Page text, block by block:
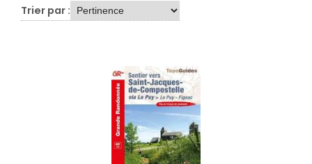
Trier par :